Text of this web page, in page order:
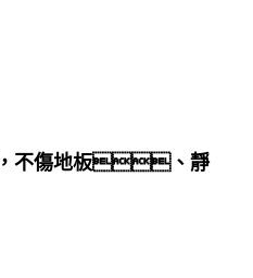
不傷地板、靜